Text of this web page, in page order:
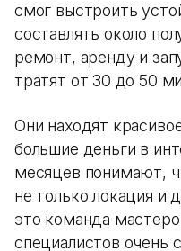
смог выстроить
составлять около
ремонт, аренду и
тратят от 30 до 50
Они находят
большие деньги в
месяцев понимают,
не только локация и
это команда
специалистов очень